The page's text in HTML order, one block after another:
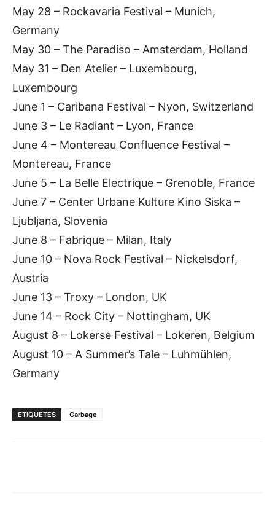
May 28 – Rockavaria Festival – Munich,
Germany
May 30 – The Paradiso – Amsterdam, Holland
May 31 – Den Atelier – Luxembourg,
Luxembourg
June 1 – Caribana Festival – Nyon, Switzerland
June 3 – Le Radiant – Lyon, France
June 4 – Montereau Confluence Festival –
Montereau, France
June 5 – La Belle Electrique – Grenoble, France
June 7 – Center Urbane Kulture Kino Siska –
Ljubljana, Slovenia
June 8 – Fabrique – Milan, Italy
June 10 – Nova Rock Festival – Nickelsdorf,
Austria
June 13 – Troxy – London, UK
June 14 – Rock City – Nottingham, UK
August 8 – Lokerse Festival – Lokeren, Belgium
August 10 – A Summer’s Tale – Luhmühlen,
Germany
ETIQUETES Garbage